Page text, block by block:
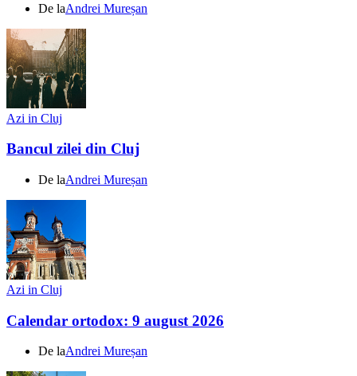
De laAndrei Mureșan
Azi in Cluj
Bancul zilei din Cluj
De laAndrei Mureșan
Azi in Cluj
Calendar ortodox: 9 august 2026
De laAndrei Mureșan